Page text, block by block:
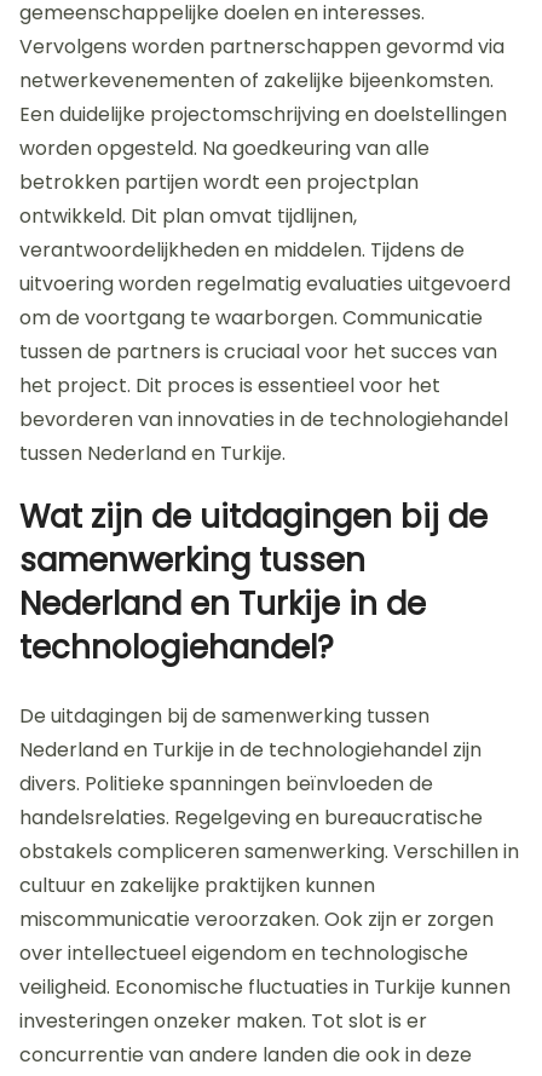
Hoe worden gezamenlijke projecten
geïnitieerd en uitgevoerd?
Gezamenlijke projecten worden geïnitieerd door
samenwerking tussen Nederlandse en Turkse
bedrijven. Dit begint vaak met het identificeren van
gemeenschappelijke doelen en interesses.
Vervolgens worden partnerschappen gevormd via
netwerkevenementen of zakelijke bijeenkomsten.
Een duidelijke projectomschrijving en doelstellingen
worden opgesteld. Na goedkeuring van alle
betrokken partijen wordt een projectplan
ontwikkeld. Dit plan omvat tijdlijnen,
uitvoering worden regelmatig evaluaties uitgevoerd
om de voortgang te waarborgen. Communicatie
tussen de partners is cruciaal voor het succes van
het project. Dit proces is essentieel voor het
bevorderen van innovaties in de technologiehandel
Wat zijn de uitdagingen bij de
samenwerking tussen
Nederland en Turkije in de
technologiehandel?
De uitdagingen bij de samenwerking tussen
Nederland en Turkije in de technologiehandel zijn
divers. Politieke spanningen beïnvloeden de
handelsrelaties. Regelgeving en bureaucratische